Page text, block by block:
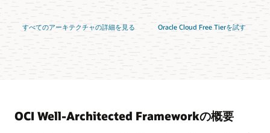
すべてのアーキテクチャの詳細を見る Oracle Cloud Free Tierを試す
OCI Well-Architected Frameworkの概要